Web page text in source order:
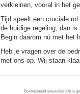
verkleinen, vooral in het
Tijd speelt een cruciale
de huidige regeling, dan
Begin daarom nú met het
Heb je vragen over de
met ons op. Wij staan
Bovenstaand nieuwsbericht is